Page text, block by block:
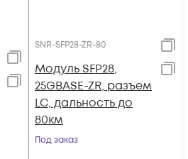
SNR-SFP28-ZR-80
Модуль SFP28,
25GBASE-ZR, разъем
LC, дальность до
80км
Под заказ